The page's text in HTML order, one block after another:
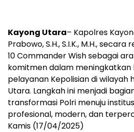
Kayong Utara– Kapolres
Prabowo, S.H., S.I.K., M.H.,
10 Commander Wish sebagai
komitmen dalam meningkatkan
pelayanan Kepolisian di wilayah
Utara. Langkah ini menjadi
transformasi Polri menuju
profesional, modern, dan
Kamis (17/04/2025)